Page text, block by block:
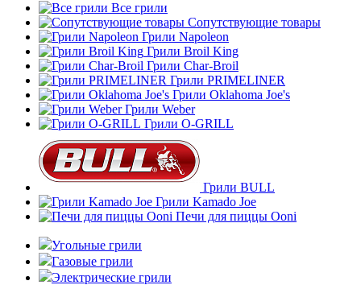
Все грили
Сопутствующие товары
Грили Napoleon
Грили Broil King
Грили Char-Broil
Грили PRIMELINER
Грили Oklahoma Joe's
Грили Weber
Грили O-GRILL
Грили BULL
Грили Kamado Joe
Печи для пиццы Ooni
Угольные грили
Газовые грили
Электрические грили